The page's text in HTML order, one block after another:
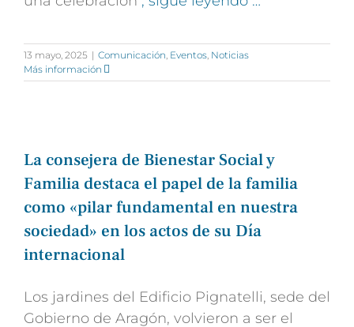
13 mayo, 2025 | Comunicación Eventos Noticias
Más información
La consejera de Bienestar Social y
Familia destaca el papel de la familia
como «pilar fundamental en nuestra
sociedad» en los actos de su Día
internacional
Los jardines del Edificio Pignatelli, sede del
Gobierno de Aragón, volvieron a ser el